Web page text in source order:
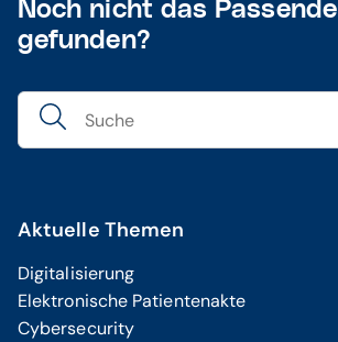
Noch nicht das Passende
gefunden?
Aktuelle Themen
Digitalisierung
Elektronische Patientenakte
Cybersecurity